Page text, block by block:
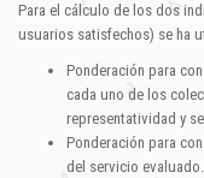
Para el cálculo de los dos
usuarios satisfechos) se ha
Ponderación para
cada uno de los
representatividad y
Ponderación para
del servicio